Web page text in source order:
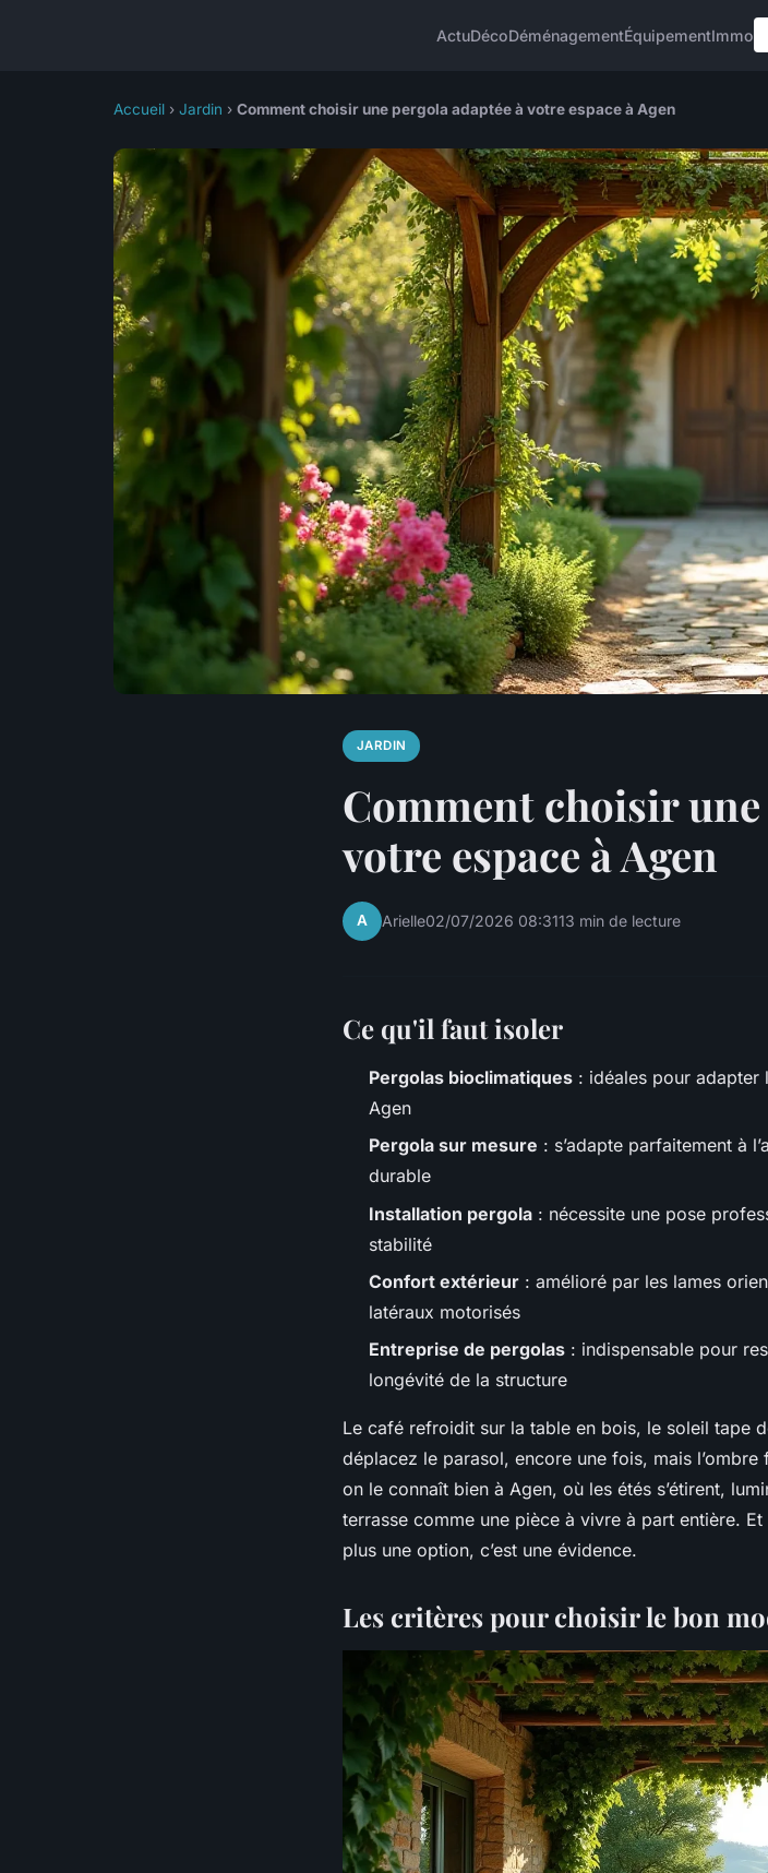
ActuDécoDéménagementÉquipementImmo
Accueil › Jardin › Comment choisir une pergola adaptée à votre espace à Agen
JARDIN
Comment choisir
votre espace à Agen
A Arielle02/07/2026 08:3113 min de lecture
Ce qu'il faut isoler
Pergolas bioclimatiques : idéales pour adapter
Agen
Pergola sur mesure : s’adapte parfaitement à
durable
Installation pergola : nécessite une pose
stabilité
Confort extérieur : amélioré par les lames
latéraux motorisés
Entreprise de pergolas : indispensable pour
longévité de la structure
Le café refroidit sur la table en bois, le soleil tape
déplacez le parasol, encore une fois, mais
on le connaît bien à Agen, où les étés s’étirent,
terrasse comme une pièce à vivre à part entière.
plus une option, c’est une évidence.
Les critères pour choisir le bon